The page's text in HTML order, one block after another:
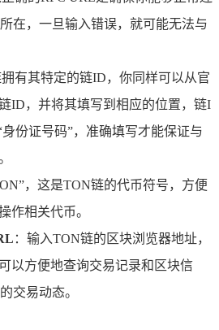
在，一旦输入错误，就可能无法与
拥有其特定的链ID，你同样可以从官
ID，并将其填写到相应的位置，链I
份证号码”，准确填写才能保证与
，这是TON链的代币符号，方便
作相关代币。
：输入TON链的区块浏览器地址，
以方便地查询交易记录和区块信
交易动态。